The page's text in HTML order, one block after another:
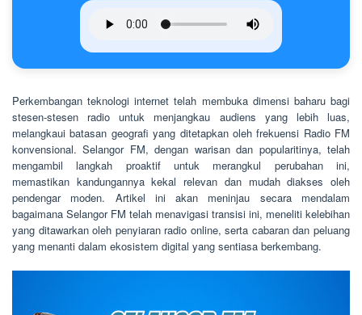
Perkembangan teknologi internet telah membuka dimensi baharu bagi
stesen-stesen radio untuk menjangkau audiens yang lebih luas,
melangkaui batasan geografi yang ditetapkan oleh frekuensi Radio FM
konvensional. Selangor FM, dengan warisan dan popularitinya, telah
mengambil langkah proaktif untuk merangkul perubahan ini,
memastikan kandungannya kekal relevan dan mudah diakses oleh
pendengar moden. Artikel ini akan meninjau secara mendalam
bagaimana Selangor FM telah menavigasi transisi ini, meneliti kelebihan
yang ditawarkan oleh penyiaran radio online, serta cabaran dan peluang
yang menanti dalam ekosistem digital yang sentiasa berkembang.